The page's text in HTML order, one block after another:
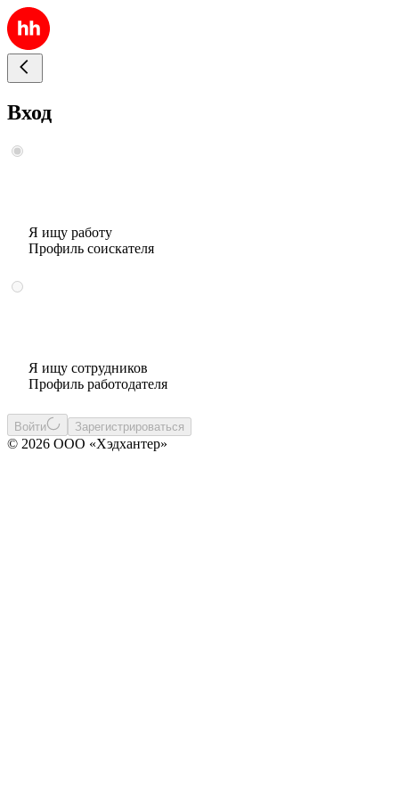
Вход
Я ищу работу
Профиль соискателя
Я ищу сотрудников
Профиль работодателя
Войти Зарегистрироваться
© 2026 ООО «Хэдхантер»